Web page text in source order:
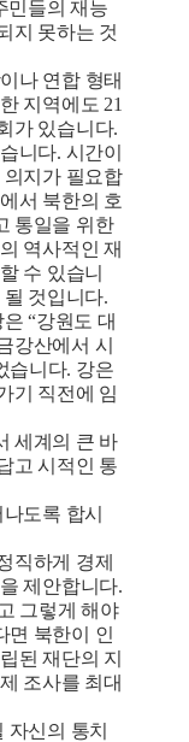
민들의 재능
지 못하는 것
나 연합 형태
지역에도 21
가 있습니다.
니다. 시간이
지가 필요합
서 북한의 호
통일을 위한
역사적인 재
수 있습니
것입니다.
“강원도 대
강산에서 시
습니다. 강은
기 직전에 임
세계의 큰 바
고 시적인 통
도록 합시
직하게 경제
제안합니다.
그렇게 해야
면 북한이 인
된 재단의 지
조사를 최대
신의 통치